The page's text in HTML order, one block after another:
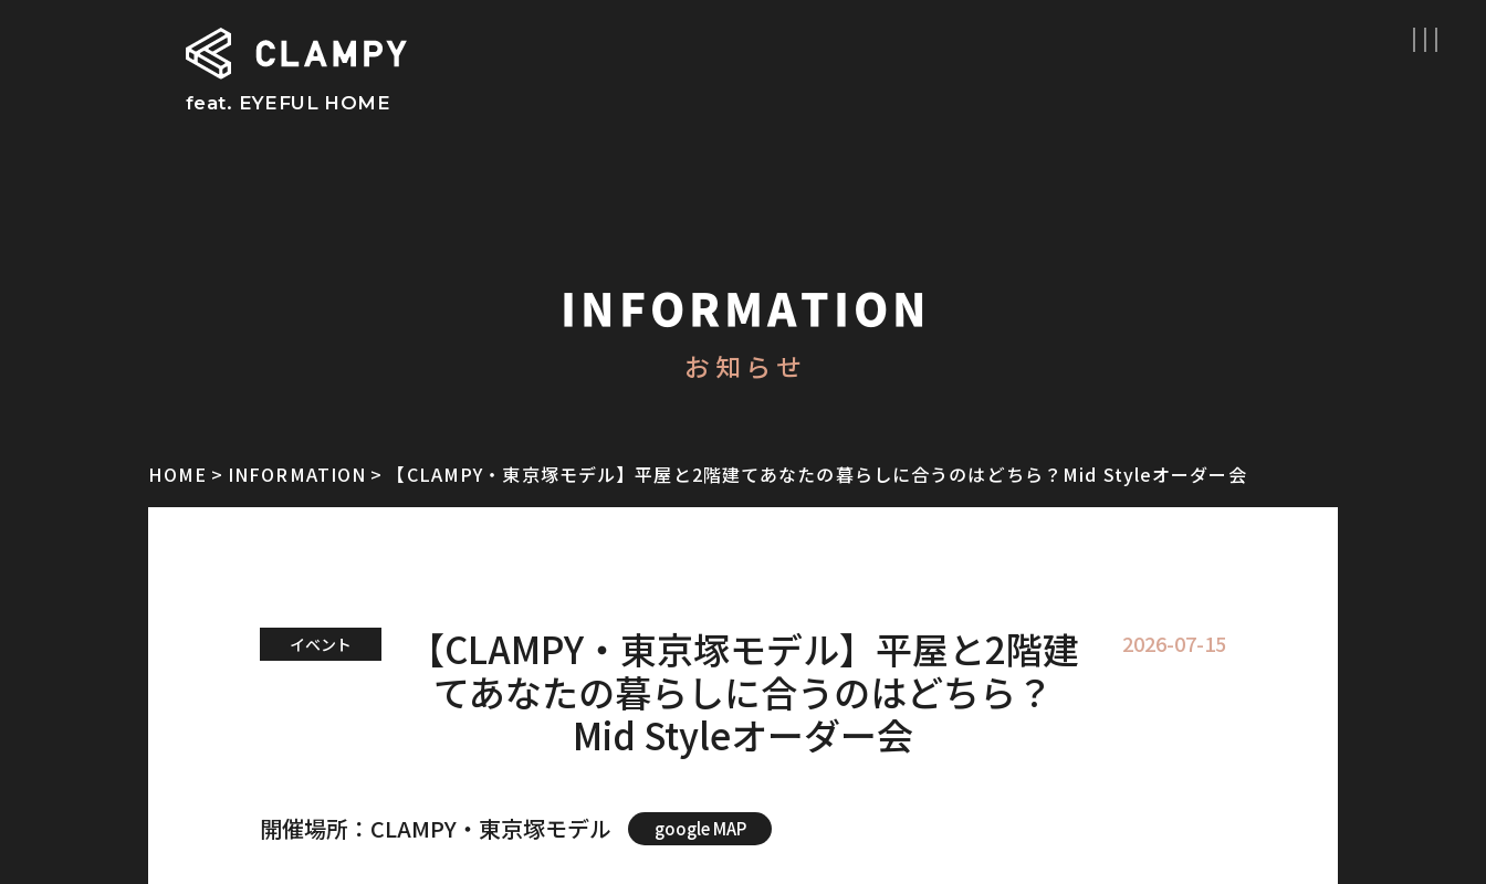
feat. EYEFUL HOME
INFORMATION
お知らせ
HOME INFORMATION 【CLAMPY・東京塚モデル】平屋と2階建てあなたの暮らしに合うのはどちら？Mid Styleオーダー会
イベント 2026-07-15
【CLAMPY・東京塚モデル】平屋と2階建
てあなたの暮らしに合うのはどちら？
Mid Styleオーダー会
開催場所 CLAMPY・東京塚モデル google MAP